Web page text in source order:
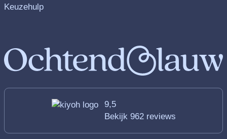
Keuzehulp
9,5
Bekijk 962 reviews